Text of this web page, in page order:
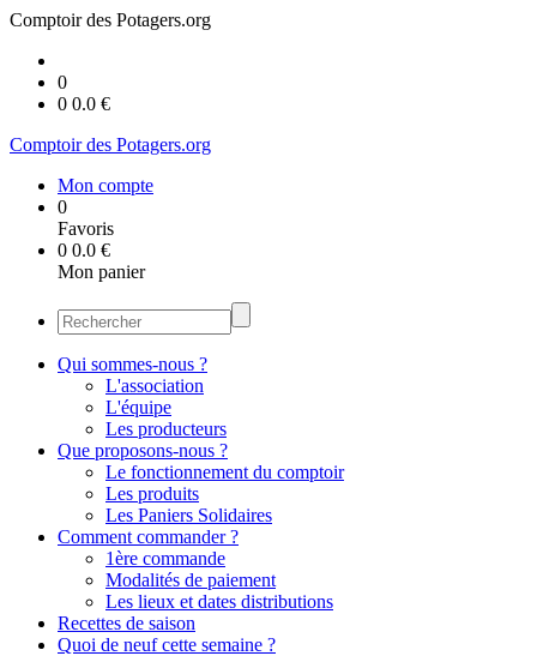
Comptoir des Potagers.org
0
0 0.0 €
Comptoir des Potagers.org
Mon compte
0
Favoris
0 0.0 €
Mon panier
Qui sommes-nous ?
L'association
L'équipe
Les producteurs
Que proposons-nous ?
Le fonctionnement du comptoir
Les produits
Les Paniers Solidaires
Comment commander ?
1ère commande
Modalités de paiement
Les lieux et dates distributions
Recettes de saison
Quoi de neuf cette semaine ?